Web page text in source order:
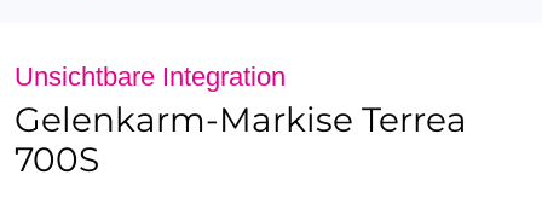
Unsichtbare Integration
Gelenkarm-Markise Terrea
700S